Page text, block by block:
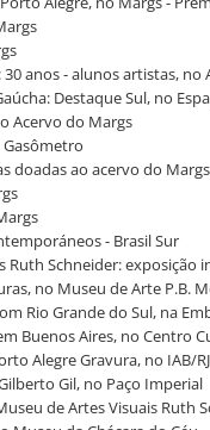
30 anos - alunos artistas,
Destaque Sul, no
Acervo do Margs
Gasômetro
doadas ao acervo do
- Brasil Sur
Ruth Schneider:
no Museu de Arte P.B.
Rio Grande do Sul, na
Buenos Aires, no Centro
Alegre Gravura, no IAB/RJ
Gil, no Paço Imperial
de Artes Visuais Ruth